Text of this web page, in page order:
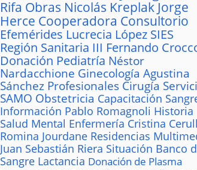
Rifa Obras Nicolás Kreplak Jorge
Herce Cooperadora Consultorio
Efemérides Lucrecia López SIES
Región Sanitaria III Fernando
Donación Pediatría Néstor
Nardacchione Ginecología Agustina
Sánchez Profesionales Cirugía
SAMO Obstetricia Capacitación
Información Pablo Romagnoli Historia
Salud Mental Enfermería Cristina
Romina Jourdane Residencias
Juan Sebastián Riera Situación Banco
Sangre Lactancia Donación de Plasma